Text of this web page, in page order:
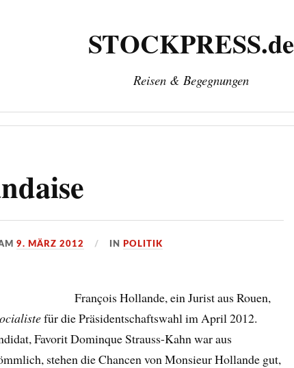
STOCKPRESS.de
Reisen & Begegnungen
9. MÄRZ 2012 IN POLITIK
François Hollande, ein Jurist aus Rouen,
für die Präsidentschaftswahl im April 2012.
Favorit Dominque Strauss-Kahn war aus
stehen die Chancen von Monsieur Hollande gut,